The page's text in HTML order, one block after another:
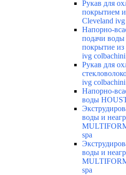
Рукав для
покрытием
Cleveland
Напорно-
подачи воды
покрытие из
ivg colbachini
Рукав для
ivg colbachini
Напорно-
воды
воды и
spa
воды и
spa